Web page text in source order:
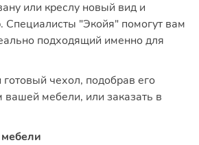
или креслу новый вид и
Специалисты "Экойя" помогут вам
подходящий именно для
чехол, подобрав его
вашей мебели, или заказать в